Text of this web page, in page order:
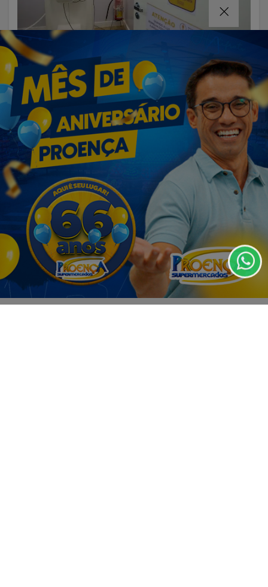
VISUALIZAR
07 DE AGO
EDUCAÇÃO
Fies começa a convocar nesta sexta
estudantes em lista de espera
Termos de Uso e Privacidade
Esse site utiliza cookies para melhorar sua
experiência de navegação. Ao continuar o acesso,
entendemos que você concorda com nossos Termos
de Uso e Privacidade.
PARA MAIS INFORMAÇÕES, ACESSE NOSSOS TERMOS
CLICANDO AQUI
PROSSEGUIR